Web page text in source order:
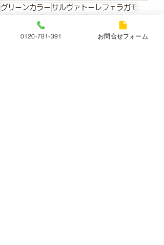
グリーンカラー サルヴァトーレフェラガモ
ダブルガンチーニ
0120-781-391 お問合せフォーム